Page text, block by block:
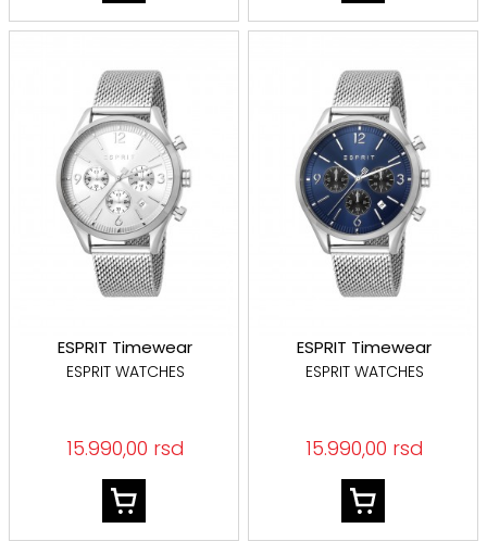
ESPRIT Timewear
ESPRIT WATCHES
15.990,00 rsd
ESPRIT Timewear
ESPRIT WATCHES
15.990,00 rsd